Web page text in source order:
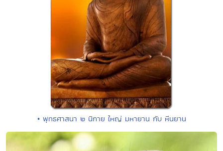
• พุทธศาสนา ๒ นิกาย ใหญ่ มหายาน กับ หีนยาน